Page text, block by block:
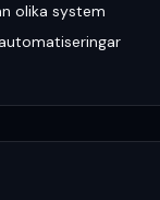
olika system